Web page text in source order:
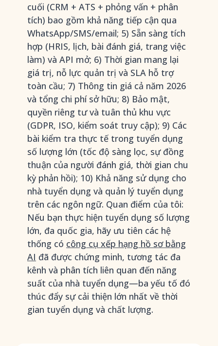
cuối (CRM + ATS + phỏng vấn + phân
tích) bao gồm khả năng tiếp cận qua
WhatsApp/SMS/email; 5) Sẵn sàng tích
hợp (HRIS, lịch, bài đánh giá, trang việc
làm) và API mở; 6) Thời gian mang lại
giá trị, nỗ lực quản trị và SLA hỗ trợ
toàn cầu; 7) Thông tin giá cả năm 2026
và tổng chi phí sở hữu; 8) Bảo mật,
quyền riêng tư và tuân thủ khu vực
(GDPR, ISO, kiểm soát truy cập); 9) Các
bài kiểm tra thực tế trong tuyển dụng
số lượng lớn (tốc độ sàng lọc, sự đồng
thuận của người đánh giá, thời gian chu
kỳ phản hồi); 10) Khả năng sử dụng cho
nhà tuyển dụng và quản lý tuyển dụng
trên các ngôn ngữ. Quan điểm của tôi:
Nếu bạn thực hiện tuyển dụng số lượng
lớn, đa quốc gia, hãy ưu tiên các hệ
thống có công cụ xếp hạng hồ sơ bằng
AI đã được chứng minh, tương tác đa
kênh và phân tích liên quan đến năng
suất của nhà tuyển dụng—ba yếu tố đó
thúc đẩy sự cải thiện lớn nhất về thời
gian tuyển dụng và chất lượng.